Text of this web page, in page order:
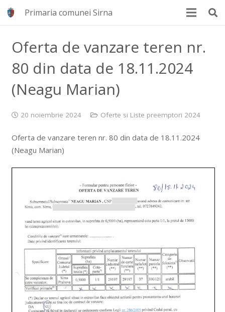
Primaria comunei Sirna
Oferta de vanzare teren nr.
80 din data de 18.11.2024
(Neagu Marian)
20 noiembrie 2024 Oferte si Liste preemptori 2024
Oferta de vanzare teren nr. 80 din data de 18.11.2024
(Neagu Marian)